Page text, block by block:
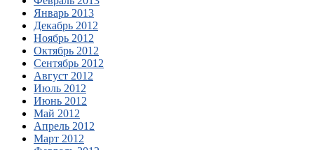
Январь 2013
Декабрь 2012
Ноябрь 2012
Октябрь 2012
Сентябрь 2012
Август 2012
Июль 2012
Июнь 2012
Май 2012
Апрель 2012
Март 2012